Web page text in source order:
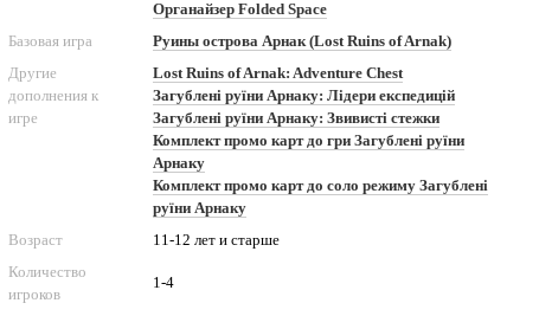
Органайзер Folded Space
Базовая игра
Руины острова Арнак (Lost Ruins of Arnak)
Другие
дополнения к
игре
Lost Ruins of Arnak: Adventure Chest
Загублені руїни Арнаку: Лідери експедицій
Загублені руїни Арнаку: Звивисті стежки
Комплект промо карт до гри Загублені руїни
Арнаку
Комплект промо карт до соло режиму Загублені
руїни Арнаку
Возраст
11-12 лет и старше
Количество
игроков
1-4